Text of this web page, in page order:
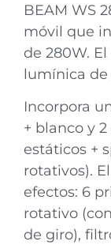
BEAM WS
móvil que
de 280W.
lumínica de
Incorpora
+ blanco y
estáticos +
rotativos).
efectos: 6
rotativo
de giro),